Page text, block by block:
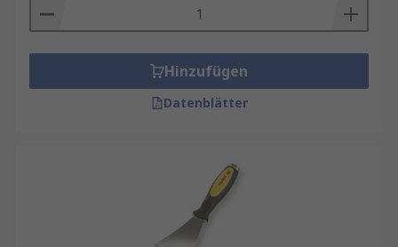
Hinzufügen
Datenblätter